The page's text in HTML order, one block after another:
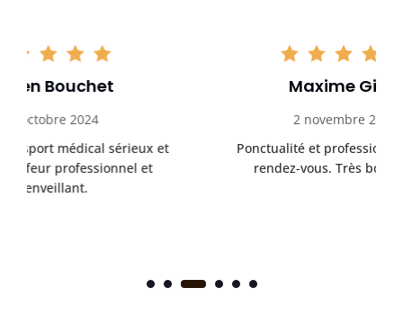
Ponctualité et professionnalisme au
rendez-vous. Très bon service.